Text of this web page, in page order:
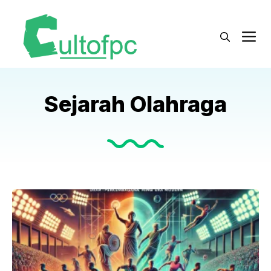
Sejarah Olahraga